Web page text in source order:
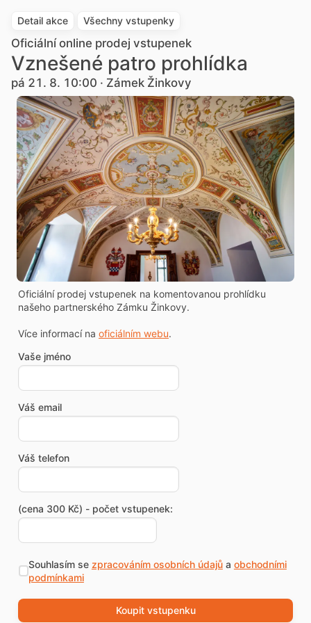
Detail akce Všechny vstupenky
Oficiální online prodej vstupenek
Vznešené patro prohlídka
pá 21. 8. 10:00 · Zámek Žinkovy
Oficiální prodej vstupenek na komentovanou prohlídku
našeho partnerského Zámku Žinkovy.
Více informací na oficiálním webu.
Vaše jméno
Váš email
Váš telefon
(cena 300 Kč) - počet vstupenek:
Souhlasím se zpracováním osobních údajůa obchodními
podmínkami
Koupit vstupenku